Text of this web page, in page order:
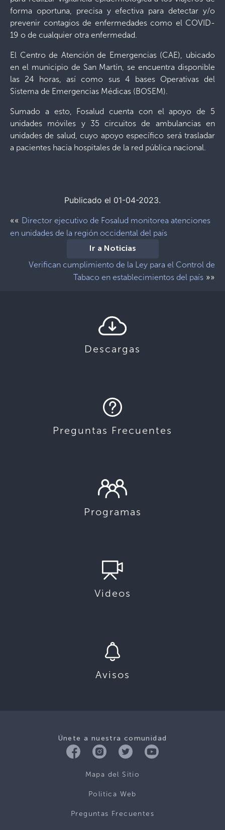
forma oportuna, precisa y efectiva para detectar y/o
prevenir contagios de enfermedades como el COVID-
19 o de cualquier otra enfermedad.
El Centro de Atención de Emergencias (CAE), ubicado
en el municipio de San Martín, se encuentra disponible
las 24 horas, así como sus 4 bases Operativas del
Sistema de Emergencias Médicas (BOSEM).
Sumado a esto, Fosalud cuenta con el apoyo de 5
unidades móviles y 35 circuitos de ambulancias en
unidades de salud, cuyo apoyo específico será trasladar
a pacientes hacia hospitales de la red pública nacional.
Publicado el 01-04-2023.
«« Director ejecutivo de Fosalud monitorea atenciones
en unidades de la región occidental del país
Ir a Noticias
Verifican cumplimiento de la Ley para el Control de
Tabaco en establecimientos del país »»
Descargas
Preguntas Frecuentes
Programas
Videos
Avisos
Únete a nuestra comunidad
Mapa del Sitio
Politica Web
Preguntas Frecuentes